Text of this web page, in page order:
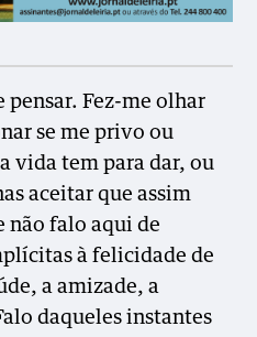
pensar. Fez-me olhar
se me privo ou
vida tem para dar, ou
aceitar que assim
não falo aqui de
à felicidade de
a amizade, a
daqueles instantes